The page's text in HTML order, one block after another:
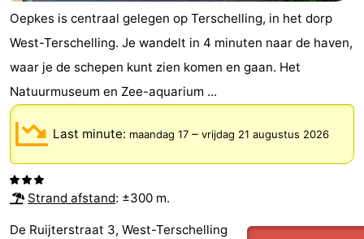
Oepkes is centraal gelegen op Terschelling, in het dorp
West-Terschelling. Je wandelt in 4 minuten naar de haven,
waar je de schepen kunt zien komen en gaan. Het
Natuurmuseum en Zee-aquarium ...
Last minute: maandag 17 – vrijdag 21 augustus 2026
Strand afstand: ±300 m.
De Ruijterstraat 3, West-Terschelling